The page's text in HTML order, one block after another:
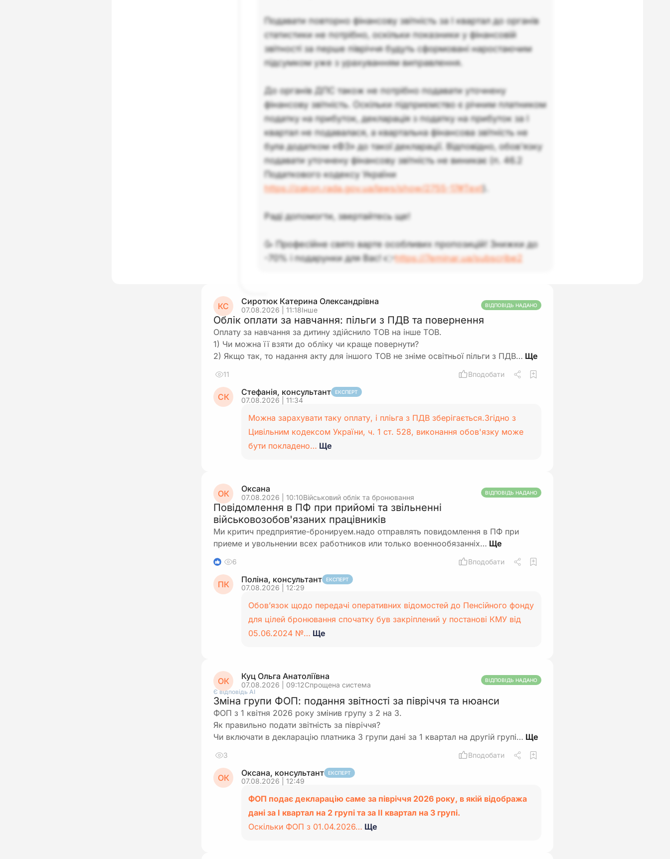
Подавати повторно фінансову звітність за І квартал до органів
статистики не потрібно, оскільки показники у фінансовій
звітності за перше півріччя будуть сформовані наростаючим
підсумком уже з урахуванням виправлення.
До органів ДПС також не потрібно подавати уточнену
фінансову звітність. Оскільки підприємство є річним платником
податку на прибуток, декларація з податку на прибуток за І
квартал не подавалася, а квартальна фінансова звітність не
була додатком «ФЗ» до такої декларації. Відповідно, обов'язку
подавати уточнену фінансову звітність не виникає (п. 46.2
Податкового кодексу України
https://zakon.rada.gov.ua/laws/show/2755-17#Text).
Раді допомогти, звертайтесь ще!
🥳 Професійне свято варте особливих пропозицій! Знижки до
-70% і подарунки для Вас! 👉https://7eminar.ua/subscribe2
КС Сиротюк Катерина Олександрівна
07.08.2026 | 11:18Інше
ВІДПОВІДЬ НАДАНО
Облік оплати за навчання: пільги з ПДВ та повернення
Оплату за навчання за дитину здійснило ТОВ на інше ТОВ.
1) Чи можна її взяти до обліку чи краще повернути?
2) Якщо так, то надання акту для іншого ТОВ не зніме освітньої пільги з ПДВ…
11 Вподобати
СК Стефанія, консультант ЕКСПЕРТ
07.08.2026 | 11:34
Можна зарахувати таку оплату, і пліьга з ПДВ зберігається.Згідно з
Цивільним кодексом України, ч. 1 ст. 528, виконання обов'язку може
бути покладено… Ще
ОК Оксана
07.08.2026 | 10:10Військовий облік та бронювання
ВІДПОВІДЬ НАДАНО
Повідомлення в ПФ при прийомі та звільненні
військовозобов'язаних працівників
Ми критич предприятие-бронируем.надо отправлять повидомлення в ПФ при
приеме и увольнении всех работников или только военнообязанніх…
1 6 Вподобати
ПК Поліна, консультант ЕКСПЕРТ
07.08.2026 | 12:29
Обов’язок щодо передачі оперативних відомостей до Пенсійного фонду
для цілей бронювання спочатку був закріплений у постанові КМУ від
05.06.2024 №… Ще
ОК Куц Ольга Анатоліївна
07.08.2026 | 09:12Спрощена система
ВІДПОВІДЬ НАДАНО
Є відповідь АІ
Зміна групи ФОП: подання звітності за півріччя та нюанси
ФОП з 1 квітня 2026 року змінив групу з 2 на 3.
Як правильно подати звітність за півріччя?
Чи включати в декларацію платника 3 групи дані за 1 квартал на другій групі…
3 Вподобати
ОК Оксана, консультант ЕКСПЕРТ
07.08.2026 | 12:49
ФОП подає декларацію саме за півріччя 2026 року, в якій відобража
дані за І квартал на 2 групі та за ІІ квартал на 3 групі.
Оскільки ФОП з 01.04.2026… Ще